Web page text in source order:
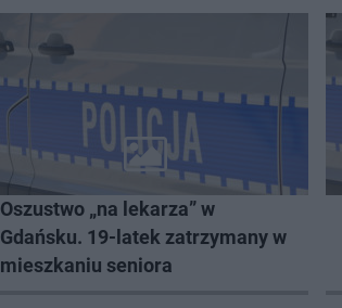
Oszustwo „na lekarza” w
Gdańsku. 19-latek zatrzymany w
mieszkaniu seniora